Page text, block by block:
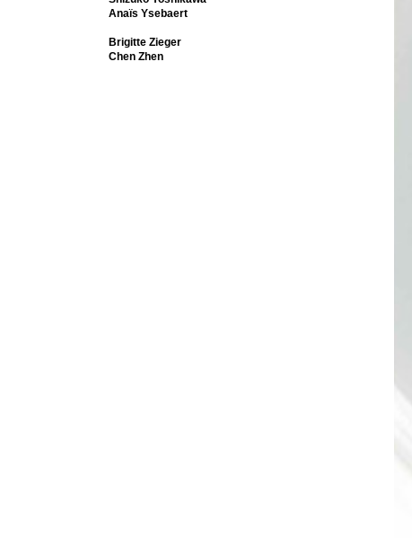
Anaïs Ysebaert
Brigitte Zieger
Chen Zhen